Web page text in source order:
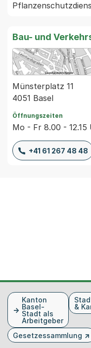
Bau- und
Münsterplatz 11
4051 Basel
Öffnungszeiten
Mo - Fr 8.00 - 12.15
+41 61 267 48 48
FusszeileKanton
Basel-
Stadt als
Arbeitgeber
&
Gesetzessammlung